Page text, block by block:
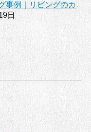
事例｜リビングのカ
日